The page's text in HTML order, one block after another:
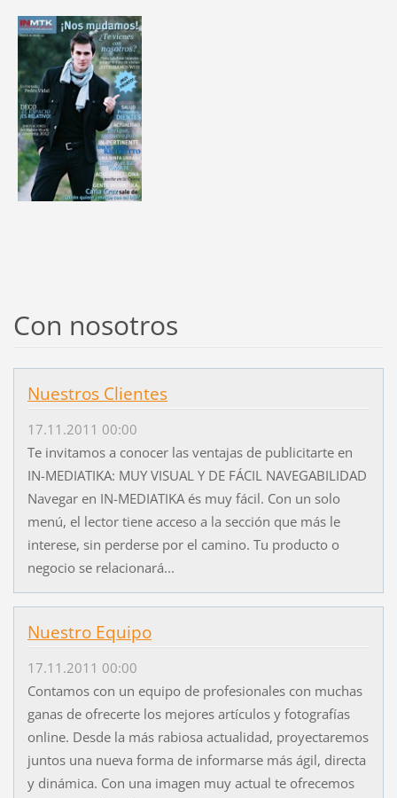
Con nosotros
Nuestros Clientes
17.11.2011 00:00
Te invitamos a conocer las ventajas de publicitarte en
IN-MEDIATIKA: MUY VISUAL Y DE FÁCIL NAVEGABILIDAD
Navegar en IN-MEDIATIKA és muy fácil. Con un solo
menú, el lector tiene acceso a la sección que más le
interese, sin perderse por el camino. Tu producto o
negocio se relacionará...
Nuestro Equipo
17.11.2011 00:00
Contamos con un equipo de profesionales con muchas
ganas de ofrecerte los mejores artículos y fotografías
online. Desde la más rabiosa actualidad, proyectaremos
juntos una nueva forma de informarse más ágil, directa
y dinámica. Con una imagen muy actual te ofrecemos